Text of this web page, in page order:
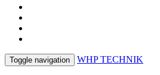
Toggle navigation WHPTECHNIK